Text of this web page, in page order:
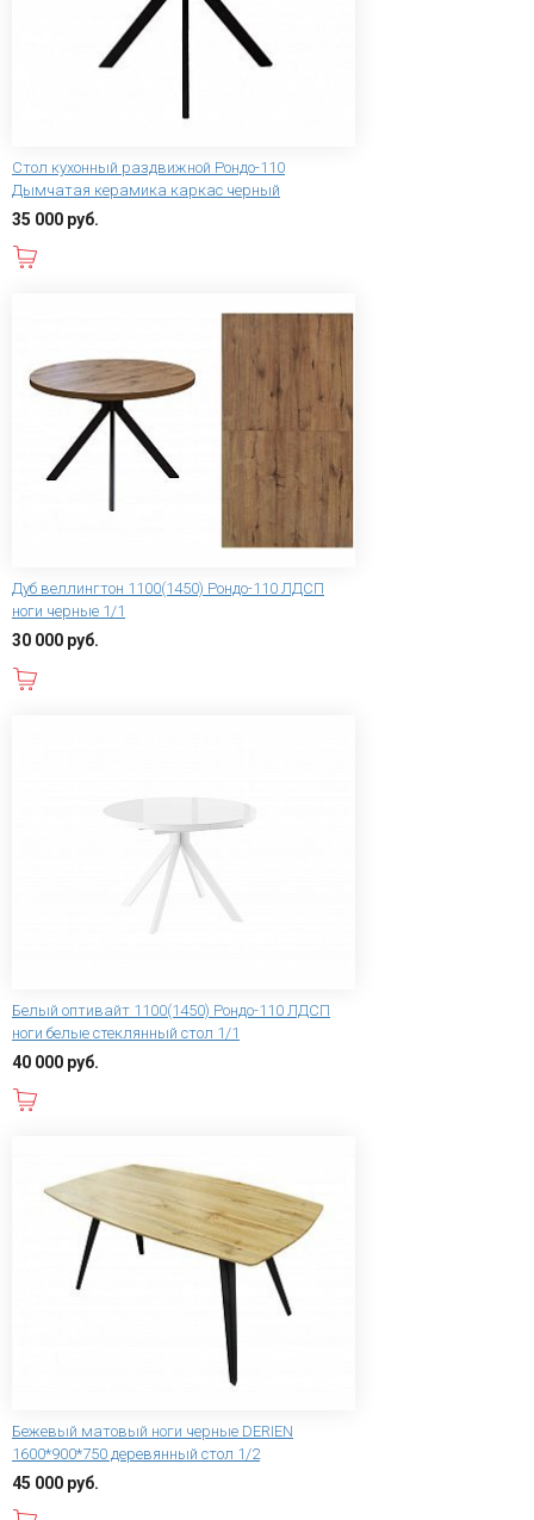
Стол кухонный раздвижной Рондо-110
Дымчатая керамика каркас черный
35 000 руб.
Дуб веллингтон 1100(1450) Рондо-110 ЛДСП
ноги черные 1/1
30 000 руб.
Белый оптивайт 1100(1450) Рондо-110 ЛДСП
ноги белые стеклянный стол 1/1
40 000 руб.
Бежевый матовый ноги черные DERIEN
1600*900*750 деревянный стол 1/2
45 000 руб.